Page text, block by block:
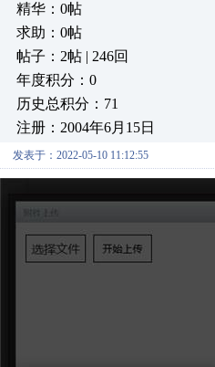
精华：0帖
求助：0帖
帖子：2帖 | 246回
年度积分：0
历史总积分：71
注册：2004年6月15日
发表于：2022-05-10 11:12:55